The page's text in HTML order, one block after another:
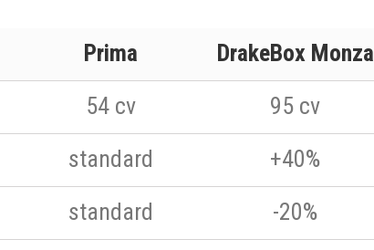
Prima
DrakeBox Monza
54 cv
95 cv
standard
+40%
standard
-20%